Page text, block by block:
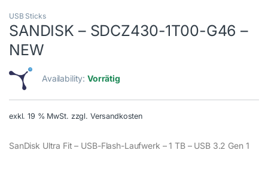
USB Sticks
SANDISK – SDCZ430-1T00-G46 –
NEW
Availability:Vorrätig
exkl. 19 % MwSt. zzgl. Versandkosten
SanDisk Ultra Fit – USB-Flash-Laufwerk – 1 TB – USB 3.2 Gen 1